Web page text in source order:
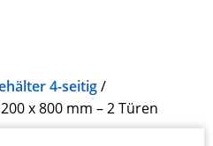
4-seitig
x 800 mm – 2 Türen